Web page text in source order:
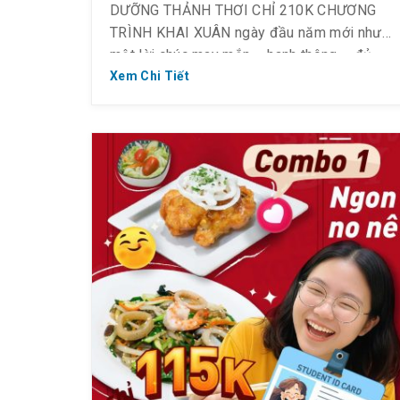
DƯỠNG THẢNH THƠI CHỈ 210K CHƯƠNG
TRÌNH KHAI XUÂN ngày đầu năm mới như
một lời chúc may mắn – hanh thông – đủ
đầy gửi đến tất cả quý khách đến ghé thăm
Xem Chi Tiết